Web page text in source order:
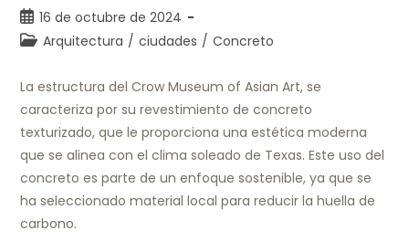
16 de octubre de 2024
Arquitectura / ciudades / Concreto
La estructura del Crow Museum of Asian Art, se
caracteriza por su revestimiento de concreto
texturizado, que le proporciona una estética moderna
que se alinea con el clima soleado de Texas. Este uso del
concreto es parte de un enfoque sostenible, ya que se
ha seleccionado material local para reducir la huella de
carbono.